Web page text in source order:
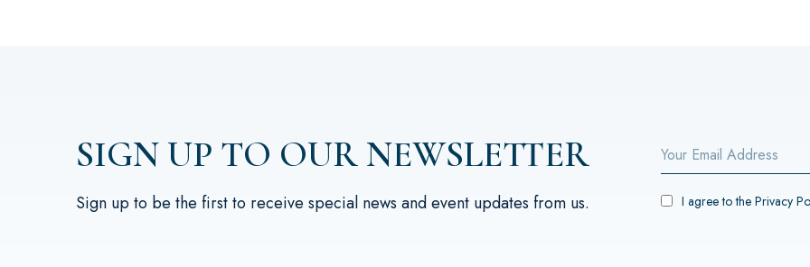
SIGN UP TO OUR NEWSLETTER
Sign up to be the first to receive special news and event updates from us. I agree to the Privacy